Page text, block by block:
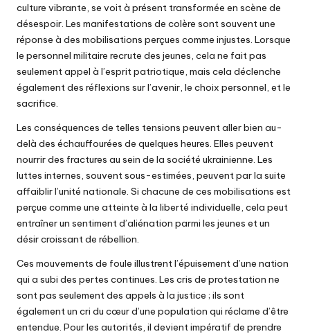
culture vibrante, se voit à présent transformée en scène de
désespoir. Les manifestations de colère sont souvent une
réponse à des mobilisations perçues comme injustes. Lorsque
le personnel militaire recrute des jeunes, cela ne fait pas
seulement appel à l’esprit patriotique, mais cela déclenche
également des réflexions sur l’avenir, le choix personnel, et le
sacrifice.
Les conséquences de telles tensions peuvent aller bien au-
delà des échauffourées de quelques heures. Elles peuvent
nourrir des fractures au sein de la société ukrainienne. Les
luttes internes, souvent sous-estimées, peuvent par la suite
affaiblir l’unité nationale. Si chacune de ces mobilisations est
perçue comme une atteinte à la liberté individuelle, cela peut
entraîner un sentiment d’aliénation parmi les jeunes et un
désir croissant de rébellion.
Ces mouvements de foule illustrent l’épuisement d’une nation
qui a subi des pertes continues. Les cris de protestation ne
sont pas seulement des appels à la justice ; ils sont
également un cri du cœur d’une population qui réclame d’être
entendue. Pour les autorités, il devient impératif de prendre